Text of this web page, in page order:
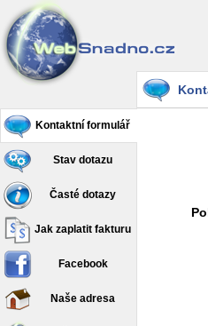
Kontaktní formulář
Stav dotazu
Časté dotazy
Jak zaplatit fakturu
Facebook
Naše adresa